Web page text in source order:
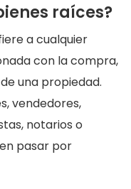
raíces?
a cualquier
con la compra,
una propiedad.
vendedores,
notarios o
pasar por